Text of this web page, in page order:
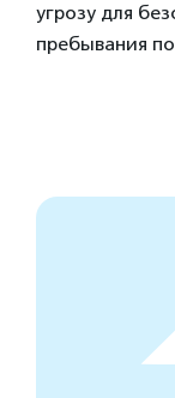
угрозу для
пребывания